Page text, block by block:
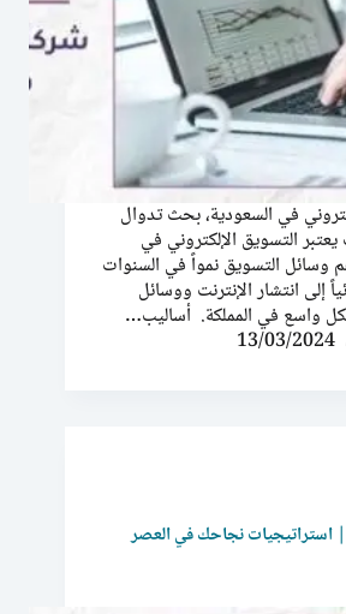
في السعودية، بحث تدوال
التسويق الإلكتروني في
وسائل التسويق نمواً في السنوات
إلى انتشار الإنترنت ووسائل
واسع في المملكة. أساليب…
13/03/2024
استراتيجيات نجاحك في العصر